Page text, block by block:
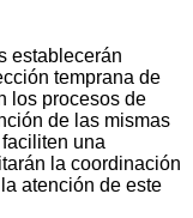
establecerán
temprana de
los procesos de
de las mismas
una
la coordinación
atención de este